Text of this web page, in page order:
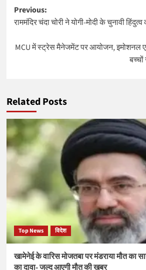
Post
navigation
Previous:
राममंदिर चंदा चोरी ने योगी-मोदी के चुनावी
MCU में स्ट्रेस मैनेजमेंट पर आयोजन, इमोशनल
Related Posts
Top News विदेश
खामेनेई के वारिस मोजतबा पर मंडराया मौत का
का दावा- जल्द आएगी मौत की खबर